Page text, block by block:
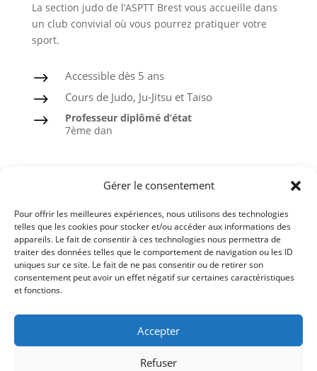
Gérer le consentement
Pour offrir les meilleures expériences, nous utilisons des technologies
telles que les cookies pour stocker et/ou accéder aux informations des
appareils. Le fait de consentir à ces technologies nous permettra de
traiter des données telles que le comportement de navigation ou les ID
uniques sur ce site. Le fait de ne pas consentir ou de retirer son
consentement peut avoir un effet négatif sur certaines caractéristiques
et fonctions.
Accepter
Refuser
La section judo de l’ASPTT Brest vous accueille dans
un club convivial où vous pourrez pratiquer votre
sport.
$ Accessible dès 5 ans
$ Cours de Judo, Ju-Jitsu et Taïso
$
Professeur diplômé d’état
7ème dan
Taïso ou Gymnastique douce
Ceintures noires formées à l’ASPTT
Comité du Finistère de Judo
Ligue de Bretagne de Judo